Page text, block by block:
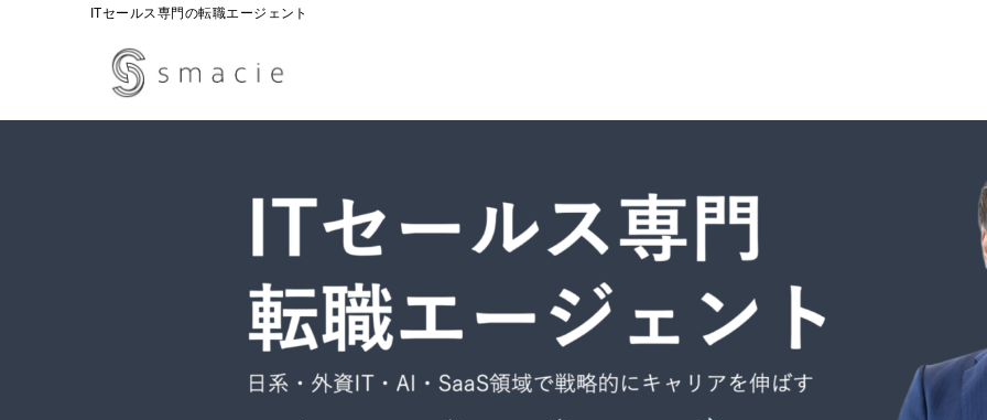
ITセールス専門の転職エージェント